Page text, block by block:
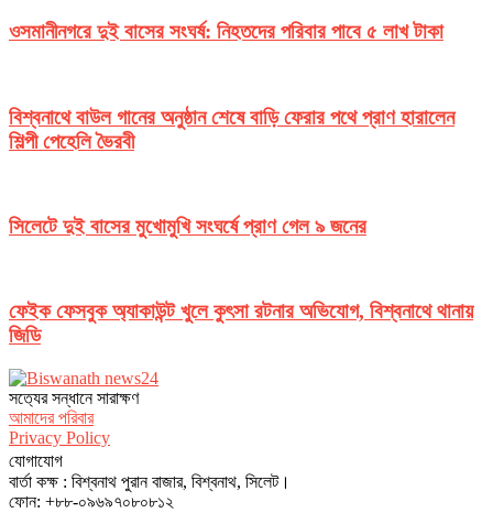
ওসমানীনগরে দুই বাসের সংঘর্ষ: নিহতদের পরিবার পাবে ৫ লাখ টাকা
বিশ্বনাথে বাউল গানের অনুষ্ঠান শেষে বাড়ি ফেরার পথে প্রাণ হারালেন
শিল্পী পেহেলি ভৈরবী
সিলেটে দুই বাসের মুখোমুখি সংঘর্ষে প্রাণ গেল ৯ জনের
ফেইক ফেসবুক অ্যাকাউন্ট খুলে কুৎসা রটনার অভিযোগ, বিশ্বনাথে থানায়
জিডি
সত‌্যের সন্ধানে সারাক্ষণ
আমাদের পরিবার
Privacy Policy
যোগাযোগ
বার্তা কক্ষ : বিশ্বনাথ পুরান বাজার, বিশ্বনাথ, সিলেট।
ফোন: +৮৮-০৯৬৯৭০৮০৮১২